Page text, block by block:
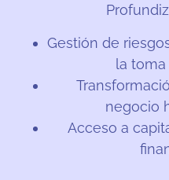
Gestión de
la toma
negocio
Acceso a